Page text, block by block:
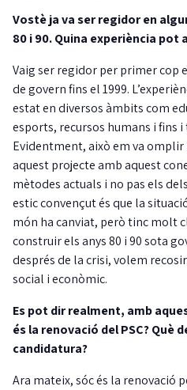
Vostè ja va ser regidor en
80 i 90. Quina experiència pot
Vaig ser regidor per primer cop
de govern fins el 1999.
estat en diversos àmbits com
esports, recursos humans i fins
Evidentment, això em va
aquest projecte amb aquest
mètodes actuals i no pas els
estic convençut és que la
món ha canviat, però tinc molt
construir els anys 80 i 90 sota
després de la crisi, volem
social i econòmic.
Es pot dir realment, amb
és la renovació del PSC? Què
candidatura?
Ara mateix, sóc és la renovació